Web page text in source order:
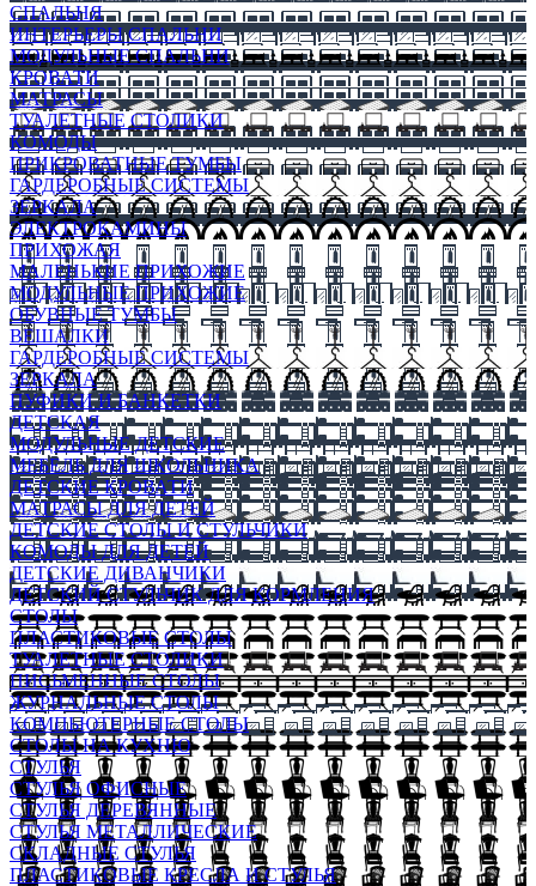
СПАЛЬНЯ
ИНТЕРЬЕРЫ СПАЛЬНИ
МОДУЛЬНЫЕ СПАЛЬНИ
КРОВАТИ
МАТРАСЫ
ТУАЛЕТНЫЕ СТОЛИКИ
КОМОДЫ
ПРИКРОВАТНЫЕ ТУМБЫ
ГАРДЕРОБНЫЕ СИСТЕМЫ
ЗЕРКАЛА
ЭЛЕКТРОКАМИНЫ
ПРИХОЖАЯ
МАЛЕНЬКИЕ ПРИХОЖИЕ
МОДУЛЬНЫЕ ПРИХОЖИЕ
ОБУВНЫЕ ТУМБЫ
ВЕШАЛКИ
ГАРДЕРОБНЫЕ СИСТЕМЫ
ЗЕРКАЛА
ПУФИКИ И БАНКЕТКИ
ДЕТСКАЯ
МОДУЛЬНЫЕ ДЕТСКИЕ
МЕБЕЛЬ ДЛЯ ШКОЛЬНИКА
ДЕТСКИЕ КРОВАТИ
МАТРАСЫ ДЛЯ ДЕТЕЙ
ДЕТСКИЕ СТОЛЫ И СТУЛЬЧИКИ
КОМОДЫ ДЛЯ ДЕТЕЙ
ДЕТСКИЕ ДИВАНЧИКИ
ДЕТСКИЙ СТУЛЬЧИК ДЛЯ КОРМЛЕНИЯ
СТОЛЫ
ПЛАСТИКОВЫЕ СТОЛЫ
ТУАЛЕТНЫЕ СТОЛИКИ
ПИСЬМЕННЫЕ СТОЛЫ
ЖУРНАЛЬНЫЕ СТОЛЫ
КОМПЬЮТЕРНЫЕ СТОЛЫ
СТОЛЫ НА КУХНЮ
СТУЛЬЯ
СТУЛЬЯ ОФИСНЫЕ
СТУЛЬЯ ДЕРЕВЯННЫЕ
СТУЛЬЯ МЕТАЛЛИЧЕСКИЕ
СКЛАДНЫЕ СТУЛЬЯ
ПЛАСТИКОВЫЕ КРЕСЛА И СТУЛЬЯ